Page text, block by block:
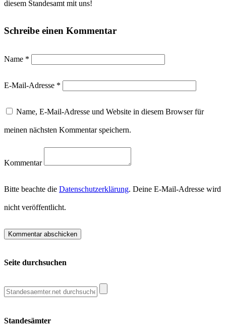
diesem Standesamt mit uns!
Schreibe einen Kommentar
Name *
E-Mail-Adresse *
Name, E-Mail-Adresse und Website in diesem Browser für
meinen nächsten Kommentar speichern.
Kommentar
Bitte beachte die Datenschutzerklärung. Deine E-Mail-Adresse wird
nicht veröffentlicht.
Seite durchsuchen
Standesämter